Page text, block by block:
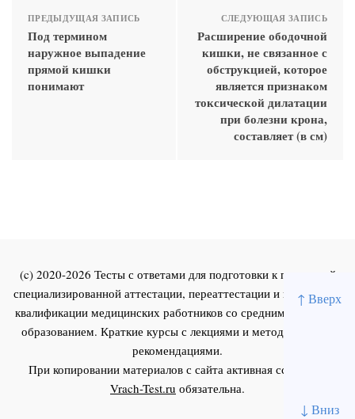
↑ Вверх
↓ Вниз
ПРЕДЫДУЩАЯ ЗАПИСЬ
Под термином
наружное выпадение
прямой кишки
понимают
СЛЕДУЮЩАЯ ЗАПИСЬ
Расширение ободочной
кишки, не связанное с
обструкцией, которое
является признаком
токсической дилатации
при болезни крона,
составляет (в см)
(c) 2020-2026 Тесты с ответами для подготовки к первичной
специализированной аттестации, переаттестации и повышения
квалификации медицинских работников со средним и высшим
образованием. Краткие курсы с лекциями и методическими
рекомендациями.
При копировании материалов с сайта активная ссылка на
Vrach-Test.ru обязательна.